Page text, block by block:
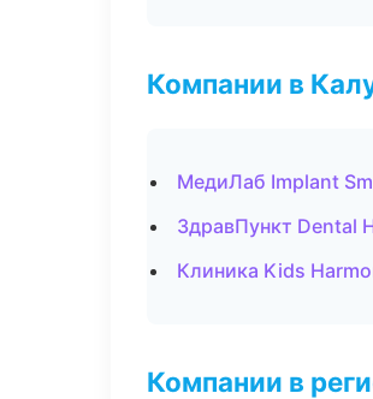
Компании в
МедиЛаб Implant
ЗдравПункт Dental
Клиника Kids
Компании в